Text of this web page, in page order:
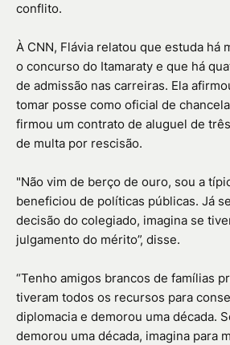
conflito.
À CNN, Flávia relatou que estuda há
o concurso do Itamaraty e que há
de admissão nas carreiras. Ela
tomar posse como oficial de
firmou um contrato de aluguel de
de multa por rescisão.
"Não vim de berço de ouro, sou a
beneficiou de políticas públicas. Já
decisão do colegiado, imagina se
julgamento do mérito”, disse.
“Tenho amigos brancos de famílias
tiveram todos os recursos para
diplomacia e demorou uma década.
demorou uma década, imagina para